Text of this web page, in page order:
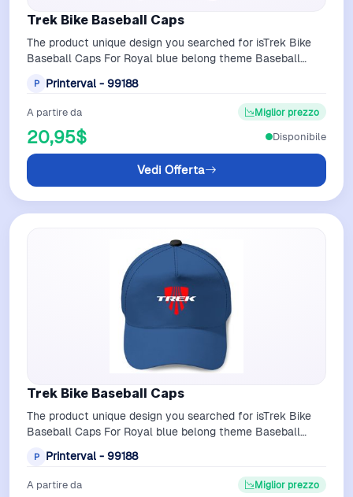
Trek Bike Baseball Caps
The product unique design you searched for isTrek Bike
Baseball Caps For Royal blue belong theme Baseball
P Printerval - 99188
A partire da
20,95$
Miglior prezzo
Vedi Offerta
Disponibile
Trek Bike Baseball Caps
The product unique design you searched for isTrek Bike
Baseball Caps For Royal blue belong theme Baseball
P Printerval - 99188
A partire da Miglior prezzo